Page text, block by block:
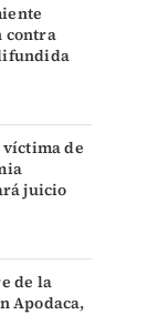
contra
víctima de
juicio
de la
Apodaca,